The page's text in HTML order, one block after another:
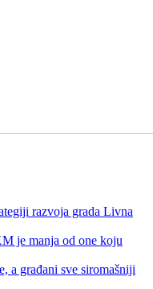
razvoja grada Livna
je manja od one koju
a građani sve siromašniji